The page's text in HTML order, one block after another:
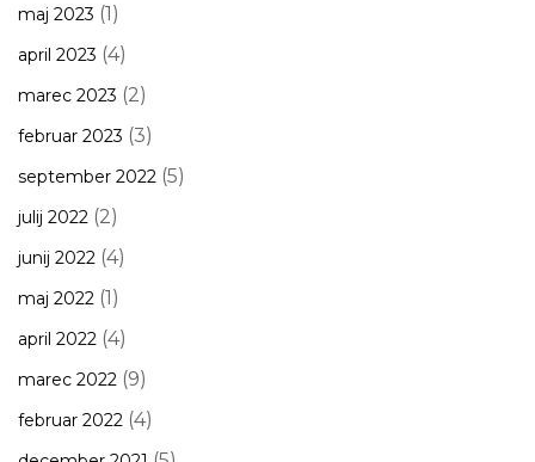
maj 2023 (1)
april 2023 (4)
marec 2023 (2)
februar 2023 (3)
september 2022 (5)
julij 2022 (2)
junij 2022 (4)
maj 2022 (1)
april 2022 (4)
marec 2022 (9)
februar 2022 (4)